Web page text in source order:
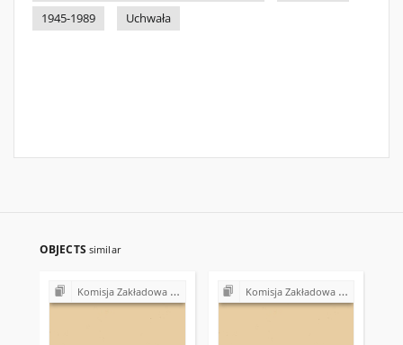
1945-1989
Uchwała
OBJECTS similar
Komisja Zakładowa NSZZ "Solidarność" w Skarżyskich Zakładach Obuwia w Skarżysku-Kamiennej Komisja Zakładowa NSZZ "Solidarność" w Skarżyskich Zakładach Obuwia w Skarżysku-Kamiennej